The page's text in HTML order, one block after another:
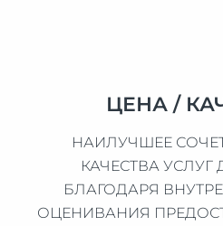
ЦЕНА /
НАИЛУЧШЕЕ
КАЧЕСТВА УСЛУГ
БЛАГОДАРЯ
ОЦЕНИВАНИЯ